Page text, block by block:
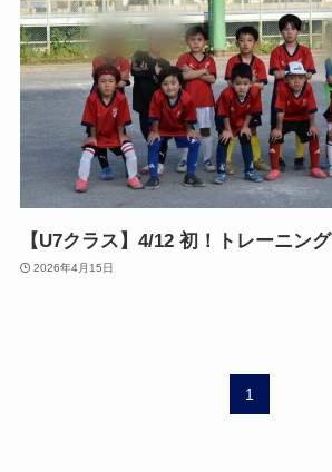
【U7クラス】4/12 初！トレーニン
2026年4月15日
1